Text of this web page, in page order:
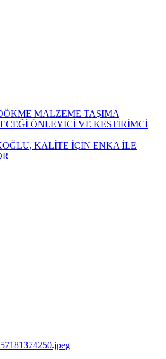
MALZEME TAŞIMA
ÖNLEYİCİ VE KESTİRİMCİ
KALİTE İÇİN ENKA İLE